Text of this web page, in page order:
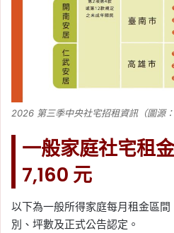
2026 第三季中央社宅招租資訊（圖源
一般家庭社宅租
7,160 元
以下為一般所得家庭每月租金區
別、坪數及正式公告認定。